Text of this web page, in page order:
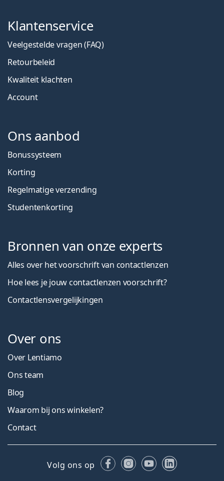
Klantenservice
Veelgestelde vragen (FAQ)
Retourbeleid
Kwaliteit klachten
Account
Ons aanbod
Bonussysteem
Korting
Regelmatige verzending
Studentenkorting
Bronnen van onze experts
Alles over het voorschrift van contactlenzen
Hoe lees je jouw contactlenzen voorschrift?
Contactlensvergelijkingen
Over ons
Over Lentiamo
Ons team
Blog
Waarom bij ons winkelen?
Contact
Volg ons op FacebookInstagram
YouTubeLinkedIn